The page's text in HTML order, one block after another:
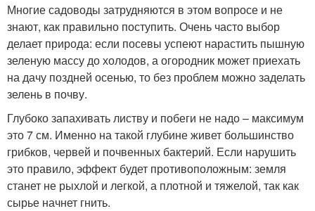
Многие садоводы затрудняются в этом вопросе и не
знают, как правильно поступить. Очень часто выбор
делает природа: если посевы успеют нарастить пышную
зеленую массу до холодов, а огородник может приехать
на дачу поздней осенью, то без проблем можно заделать
зелень в почву.
Глубоко запахивать листву и побеги не надо – максимум
это 7 см. Именно на такой глубине живет большинство
грибков, червей и почвенных бактерий. Если нарушить
это правило, эффект будет противоположным: земля
станет не рыхлой и легкой, а плотной и тяжелой, так как
сырье начнет гнить.